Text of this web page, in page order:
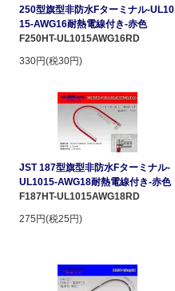
250型旗型非防水Fターミナル-UL10
15-AWG16耐熱電線付き-赤色
F250HT-UL1015AWG16RD
330円(税30円)
JST 187型旗型非防水Fターミナル-
UL1015-AWG18耐熱電線付き-赤色
F187HT-UL1015AWG18RD
275円(税25円)